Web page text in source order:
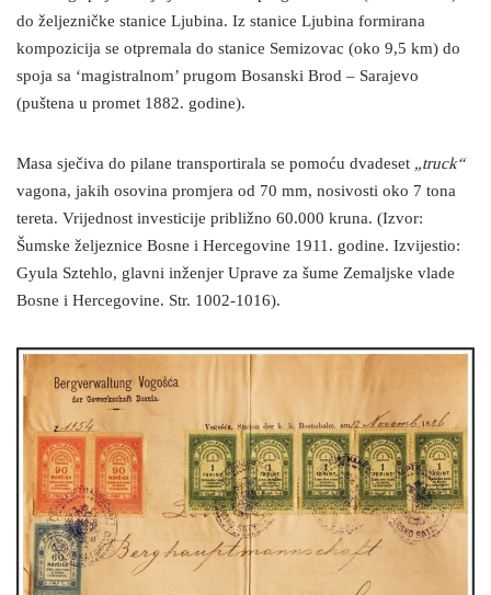
do željezničke stanice Ljubina. Iz stanice Ljubina formirana
kompozicija se otpremala do stanice Semizovac (oko 9,5 km) do
spoja sa ‘magistralnom’ prugom Bosanski Brod – Sarajevo
(puštena u promet 1882. godine).
Masa sječiva do pilane transportirala se pomoću dvadeset „truck“
vagona, jakih osovina promjera od 70 mm, nosivosti oko 7 tona
tereta. Vrijednost investicije približno 60.000 kruna. (Izvor:
Šumske željeznice Bosne i Hercegovine 1911. godine. Izvijestio:
Gyula Sztehlo, glavni inženjer Uprave za šume Zemaljske vlade
Bosne i Hercegovine. Str. 1002-1016).